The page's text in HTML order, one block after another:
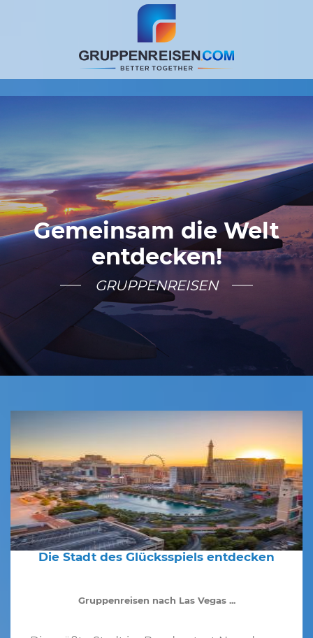
Gemeinsam die Welt
entdecken!
GRUPPENREISEN
Die Stadt des Glücksspiels entdecken
Gruppenreisen nach Las Vegas ...